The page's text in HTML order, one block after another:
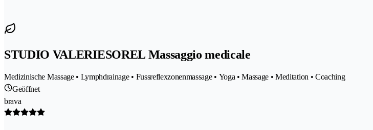
STUDIO VALERIESOREL Massaggio medicale
Medizinische Massage • Lymphdrainage • Fussreflexzonenmassage • Yoga • Massage • Meditation • Coaching
Geöffnet
brava